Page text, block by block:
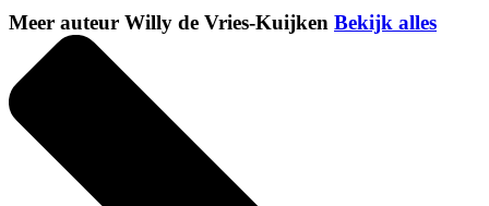
Meer auteur Willy de Vries-Kuijken Bekijk alles